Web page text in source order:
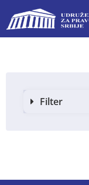
Filter